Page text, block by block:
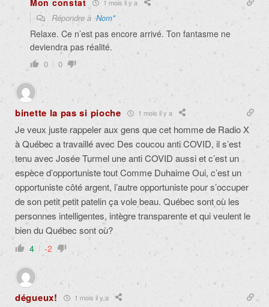
Mon constat 1 mois il y a
Répondre àNom*
Relaxe. Ce n’est pas encore arrivé. Ton fantasme ne
deviendra pas réalité.
0 0
binette la pas si pioche 1 mois il y a
Je veux juste rappeler aux gens que cet homme de Radio X
à Québec a travaillé avec Des coucou anti COVID, il s’est
tenu avec Josée Turmel une anti COVID aussi et c’est un
espèce d’opportuniste tout Comme Duhaime Oui, c’est un
opportuniste côté argent, l’autre opportuniste pour s’occuper
de son petit petit patelin ça vole beau. Québec sont où les
personnes intelligentes, intègre transparente et qui veulent le
bien du Québec sont où?
4 -2
dégueux! 1 mois il y a